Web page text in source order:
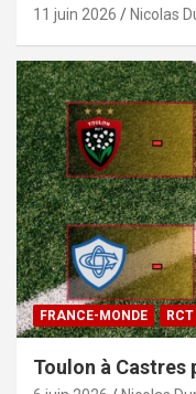
11 juin 2026 Nicolas
FRANCE-MONDE RCT
Toulon à Castres